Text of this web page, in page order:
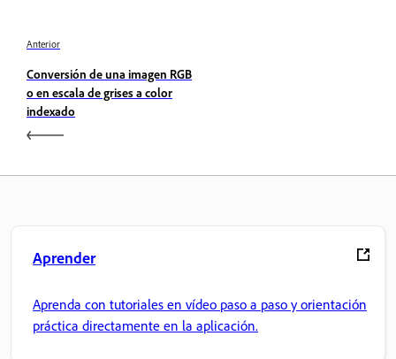
Anterior
Conversión de una imagen RGB
o en escala de grises a color
indexado
Aprender
Aprenda con tutoriales en vídeo paso a paso y orientación
práctica directamente en la aplicación.